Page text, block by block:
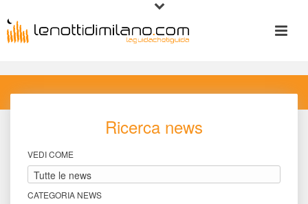
Ricerca new
VEDI COME
CATEGORIA NEWS